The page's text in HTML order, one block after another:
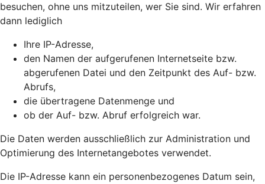
besuchen, ohne uns mitzuteilen, wer Sie sind. Wir erfahren
dann lediglich
Ihre IP-Adresse,
den Namen der aufgerufenen Internetseite bzw.
abgerufenen Datei und den Zeitpunkt des Auf- bzw.
Abrufs,
die übertragene Datenmenge und
ob der Auf- bzw. Abruf erfolgreich war.
Die Daten werden ausschließlich zur Administration und
Optimierung des Internetangebotes verwendet.
Die IP-Adresse kann ein personenbezogenes Datum sein,